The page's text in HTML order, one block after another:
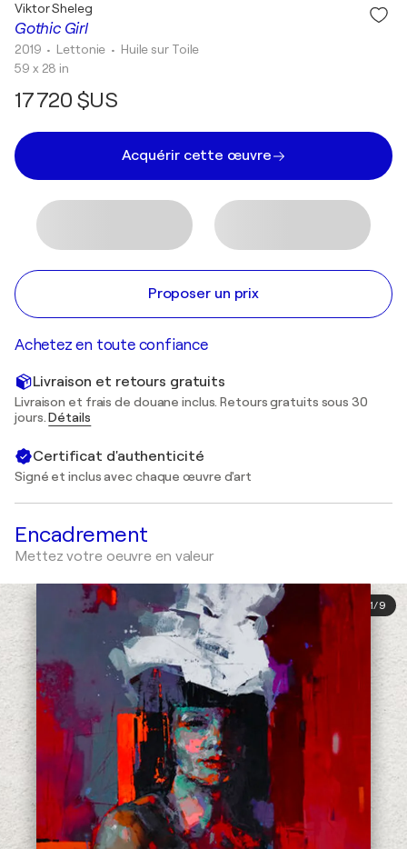
Gothic Girl
Viktor Sheleg
2019 • Lettonie • Huile sur Toile
59 x 28 in
17 720 $US
Acquérir cette œuvre
Proposer un prix
Achetez en toute confiance
Livraison et retours gratuits
Livraison et frais de douane inclus. Retours gratuits sous 30
jours.Détails
Certificat d'authenticité
Signé et inclus avec chaque œuvre d'art
Encadrement
Mettez votre oeuvre en valeur
1/9